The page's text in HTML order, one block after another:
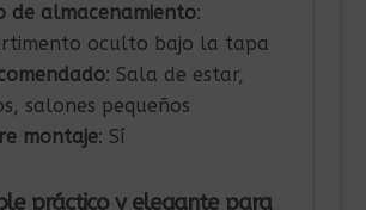
de almacenamiento:
oculto bajo la tapa
: Sala de estar,
salones pequeños
montaje: Sí
práctico y elegante para